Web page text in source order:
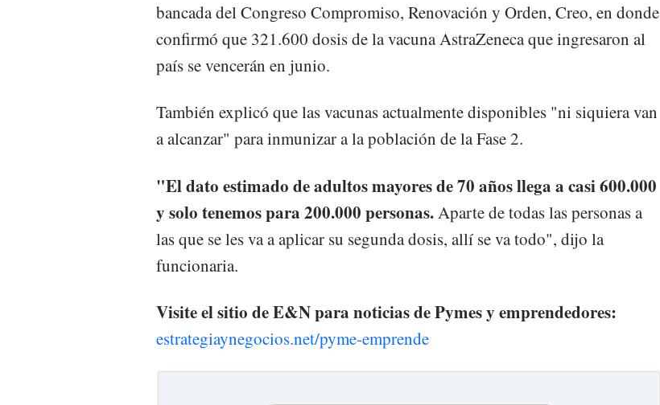
bancada del Congreso Compromiso, Renovación y Orden, Creo, en donde
confirmó que 321.600 dosis de la vacuna AstraZeneca que ingresaron al
país se vencerán en junio.
También explicó que las vacunas actualmente disponibles "ni siquiera van
a alcanzar" para inmunizar a la población de la Fase 2.
"El dato estimado de adultos mayores de 70 años llega a casi 600.000
y solo tenemos para 200.000 personas. Aparte de todas las personas a
las que se les va a aplicar su segunda dosis, allí se va todo", dijo la
funcionaria.
Visite el sitio de E&N para noticias de Pymes y emprendedores:
estrategiaynegocios.net/pyme-emprende